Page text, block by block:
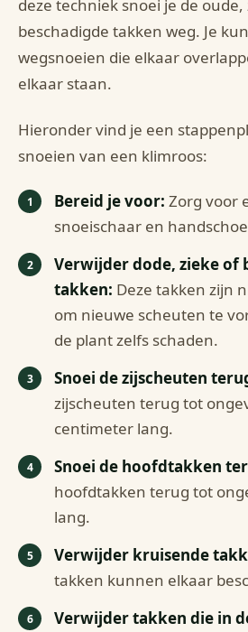
deze techniek snoei je de oude,
beschadigde takken weg. Je
wegsnoeien die elkaar
elkaar staan.
Hieronder vind je een
snoeien van een klimroos:
Bereid je voor: Zorg voor
snoeischaar en
Verwijder dode, zieke of
takken: Deze takken zijn
om nieuwe scheuten te
de plant zelfs schaden.
Snoei de zijscheuten
zijscheuten terug tot
centimeter lang.
Snoei de hoofdtakken
hoofdtakken terug tot
lang.
Verwijder kruisende
takken kunnen elkaar
Verwijder takken die in